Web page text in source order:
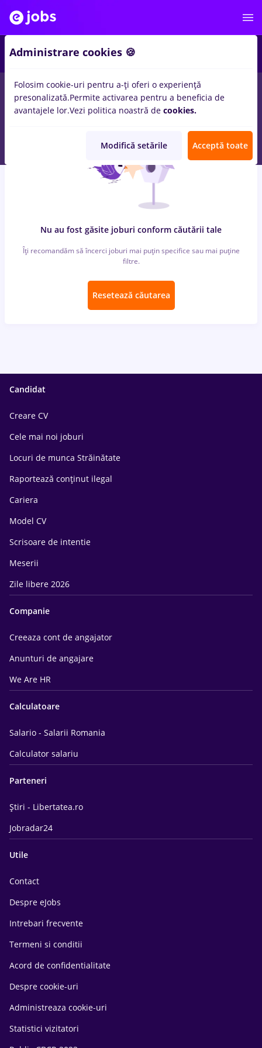
locuri de muncaalimentatie publica inStrainatate
StudentinTransport / Distributie
Nu au fost găsite joburi conform căutării tale
Îți recomandăm să încerci joburi mai puțin specifice sau mai puține
filtre.
Resetează căutarea
Candidat
Creare CV
Cele mai noi joburi
Locuri de munca Străinătate
Raportează conținut ilegal
Cariera
Model CV
Scrisoare de intentie
Meserii
Zile libere 2026
Companie
Creeaza cont de angajator
Anunturi de angajare
We Are HR
Calculatoare
Salario - Salarii Romania
Calculator salariu
Parteneri
Știri - Libertatea.ro
Jobradar24
Utile
Contact
Despre eJobs
Intrebari frecvente
Termeni si conditii
Acord de confidentialitate
Despre cookie-uri
Administreaza cookie-uri
Statistici vizitatori
Administrare cookies 🍪
Folosim cookie-uri pentru a-ți oferi o experiență
presonalizată.Permite activarea pentru a beneficia de
avantajele lor.Vezi politica noastră de cookies.
Modifică setările Acceptă toate